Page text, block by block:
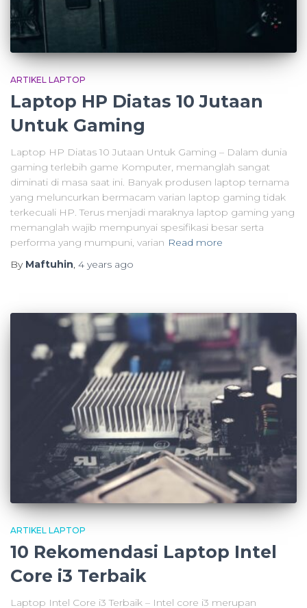
ARTIKEL LAPTOP
Laptop HP Diatas 10 Jutaan
Untuk Gaming
Laptop HP Diatas 10 Jutaan Untuk Gaming – Dalam dunia
gaming terlebih game Komputer, memanglah sangat
diminati di masa saat ini. Banyak produsen laptop ternama
yang meluncurkan bermacam varian laptop gaming tidak
terkecuali HP. Terus menjadi maraknya laptop gaming yang
memanglah wajib mempunyai spesifikasi besar serta
performa yang mumpuni, varian Read more
By Maftuhin, 4 years ago
ARTIKEL LAPTOP
10 Rekomendasi Laptop Intel
Core i3 Terbaik
Laptop Intel Core i3 Terbaik – Intel core i3 merupan